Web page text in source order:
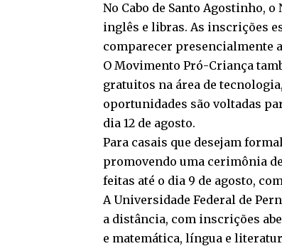
No Cabo de Santo Agostinho,
inglês e libras. As inscrições
comparecer presencialmente
O Movimento Pró-Criança
gratuitos na área de
oportunidades são voltadas
dia 12 de agosto.
Para casais que desejam
promovendo uma cerimônia
feitas até o dia 9 de agosto,
A Universidade Federal de
a distância, com inscrições
e matemática, língua e